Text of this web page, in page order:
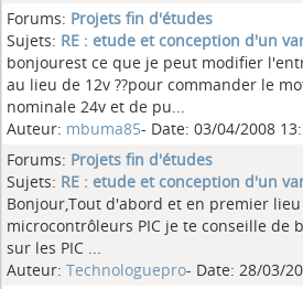
Forums: Projets fin d'études
Sujets: RE : etude et conception d'un
bonjourest ce que je peut modifier
au lieu de 12v ??pour commander le
nominale 24v et de pu...
Auteur: mbuma85- Date: 03/04/2008
Forums: Projets fin d'études
Sujets: RE : etude et conception d'un
Bonjour,Tout d'abord et en premier
microcontrôleurs PIC je te conseille de
sur les PIC ...
Auteur: Technologuepro- Date: 28/03/